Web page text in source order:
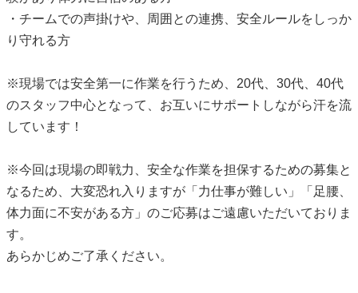
・チームでの声掛けや、周囲との連携、安全ルールをしっか
り守れる方
※現場では安全第一に作業を行うため、20代、30代、40代
のスタッフ中心となって、お互いにサポートしながら汗を流
しています！
※今回は現場の即戦力、安全な作業を担保するための募集と
なるため、大変恐れ入りますが「力仕事が難しい」「足腰、
体力面に不安がある方」のご応募はご遠慮いただいておりま
す。
あらかじめご了承ください。